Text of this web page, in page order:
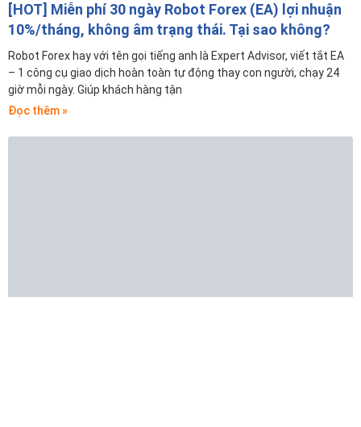
[HOT] Miễn phí 30 ngày Robot Forex (EA) lợi nhuận
10%/tháng, không âm trạng thái. Tại sao không?
Robot Forex hay với tên gọi tiếng anh là Expert Advisor, viết tắt EA
– 1 công cụ giao dịch hoàn toàn tự động thay con người, chạy 24
giờ mỗi ngày. Giúp khách hàng tận
Đọc thêm »